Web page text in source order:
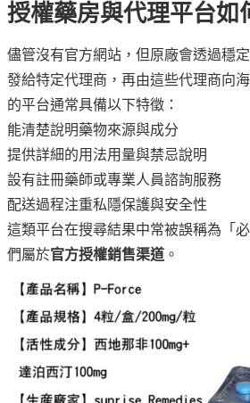
授權藥房與代理平台如
儘管沒有官方網站，但原廠會透過穩
發給特定代理商，再由這些代理商向
的平台通常具備以下特徵：
能清楚說明藥物來源與成分
提供詳細的用法用量與禁忌說明
設有註冊藥師或專業人員諮詢服務
配送過程注重私隱保護與安全性
這類平台在搜尋結果中常被誤稱為「
們屬於官方授權銷售渠道 。